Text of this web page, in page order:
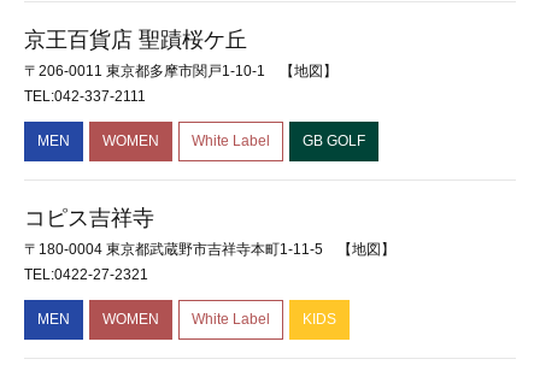
京王百貨店 聖蹟桜ケ丘
〒206-0011 東京都多摩市関戸1-10-1
【地図】
TEL:042-337-2111
MEN WOMEN White Label GB GOLF
コピス吉祥寺
〒180-0004 東京都武蔵野市吉祥寺本町1-11-5
【地図】
TEL:0422-27-2321
MEN WOMEN White Label KIDS